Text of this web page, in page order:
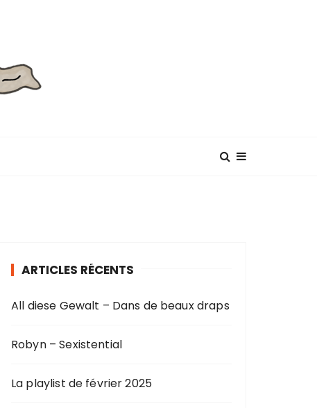
ARTICLES RÉCENTS
All diese Gewalt – Dans de beaux draps
Robyn – Sexistential
La playlist de février 2025